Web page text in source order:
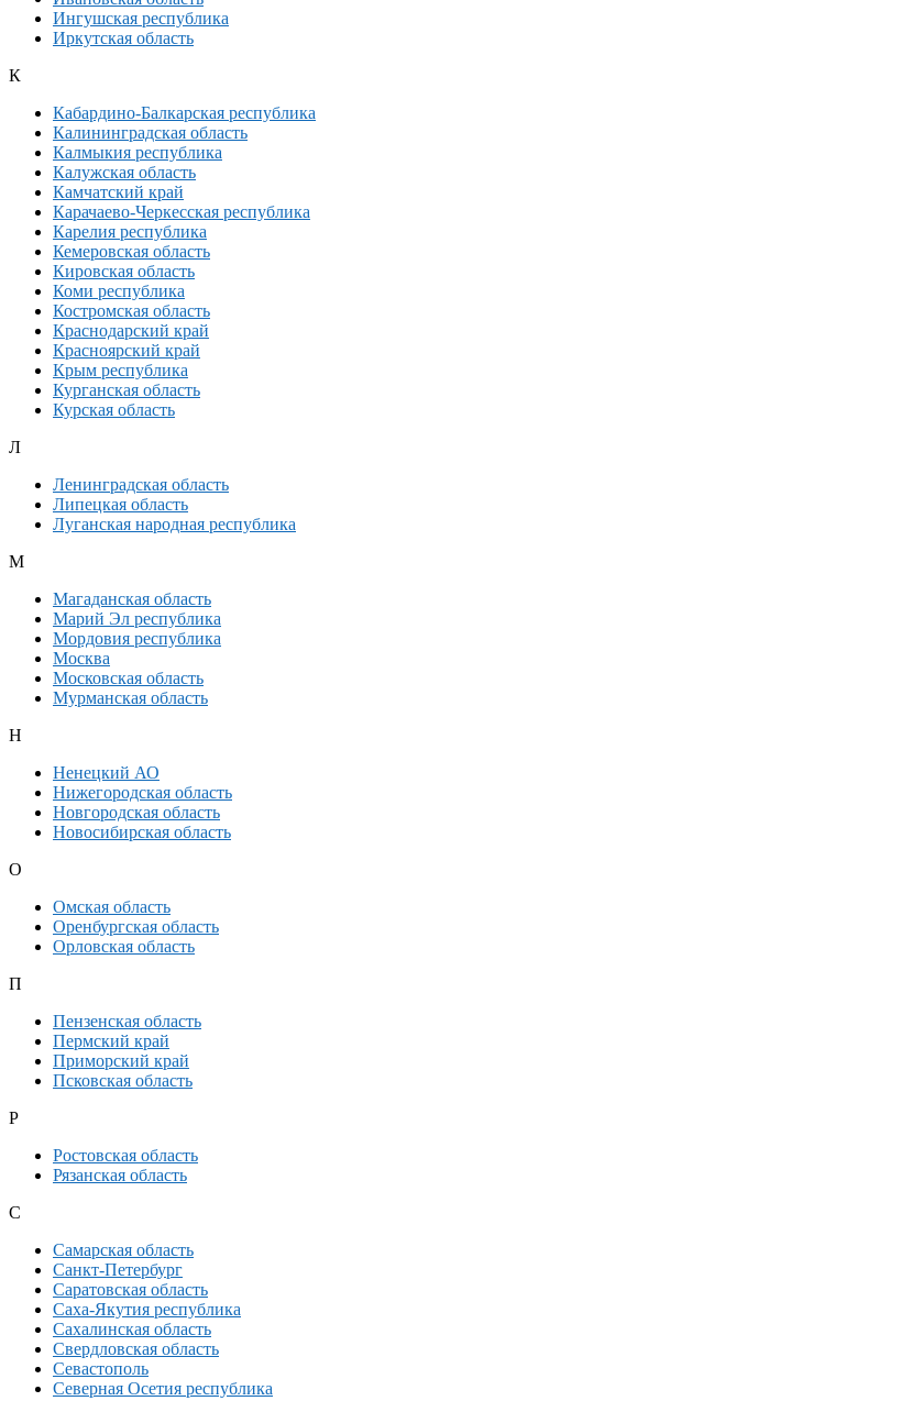
Ингушская республика
Иркутская область
К
Кабардино-Балкарская республика
Калининградская область
Калмыкия республика
Калужская область
Камчатский край
Карачаево-Черкесская республика
Карелия республика
Кемеровская область
Кировская область
Коми республика
Костромская область
Краснодарский край
Красноярский край
Крым республика
Курганская область
Курская область
Л
Ленинградская область
Липецкая область
Луганская народная республика
М
Магаданская область
Марий Эл республика
Мордовия республика
Москва
Московская область
Мурманская область
Н
Ненецкий АО
Нижегородская область
Новгородская область
Новосибирская область
О
Омская область
Оренбургская область
Орловская область
П
Пензенская область
Пермский край
Приморский край
Псковская область
Р
Ростовская область
Рязанская область
С
Самарская область
Санкт-Петербург
Саратовская область
Саха-Якутия республика
Сахалинская область
Свердловская область
Севастополь
Северная Осетия республика